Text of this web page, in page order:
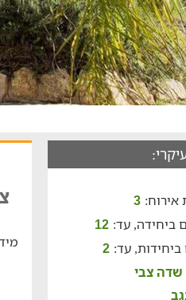
אירוח: 3
ביחידה, עד: 12
ביחידות, עד: 2
שדה צבי